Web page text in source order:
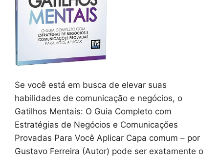
Se você está em busca de elevar suas
habilidades de comunicação e negócios, o
Gatilhos Mentais: O Guia Completo com
Estratégias de Negócios e Comunicações
Provadas Para Você Aplicar Capa comum – por
Gustavo Ferreira (Autor) pode ser exatamente o